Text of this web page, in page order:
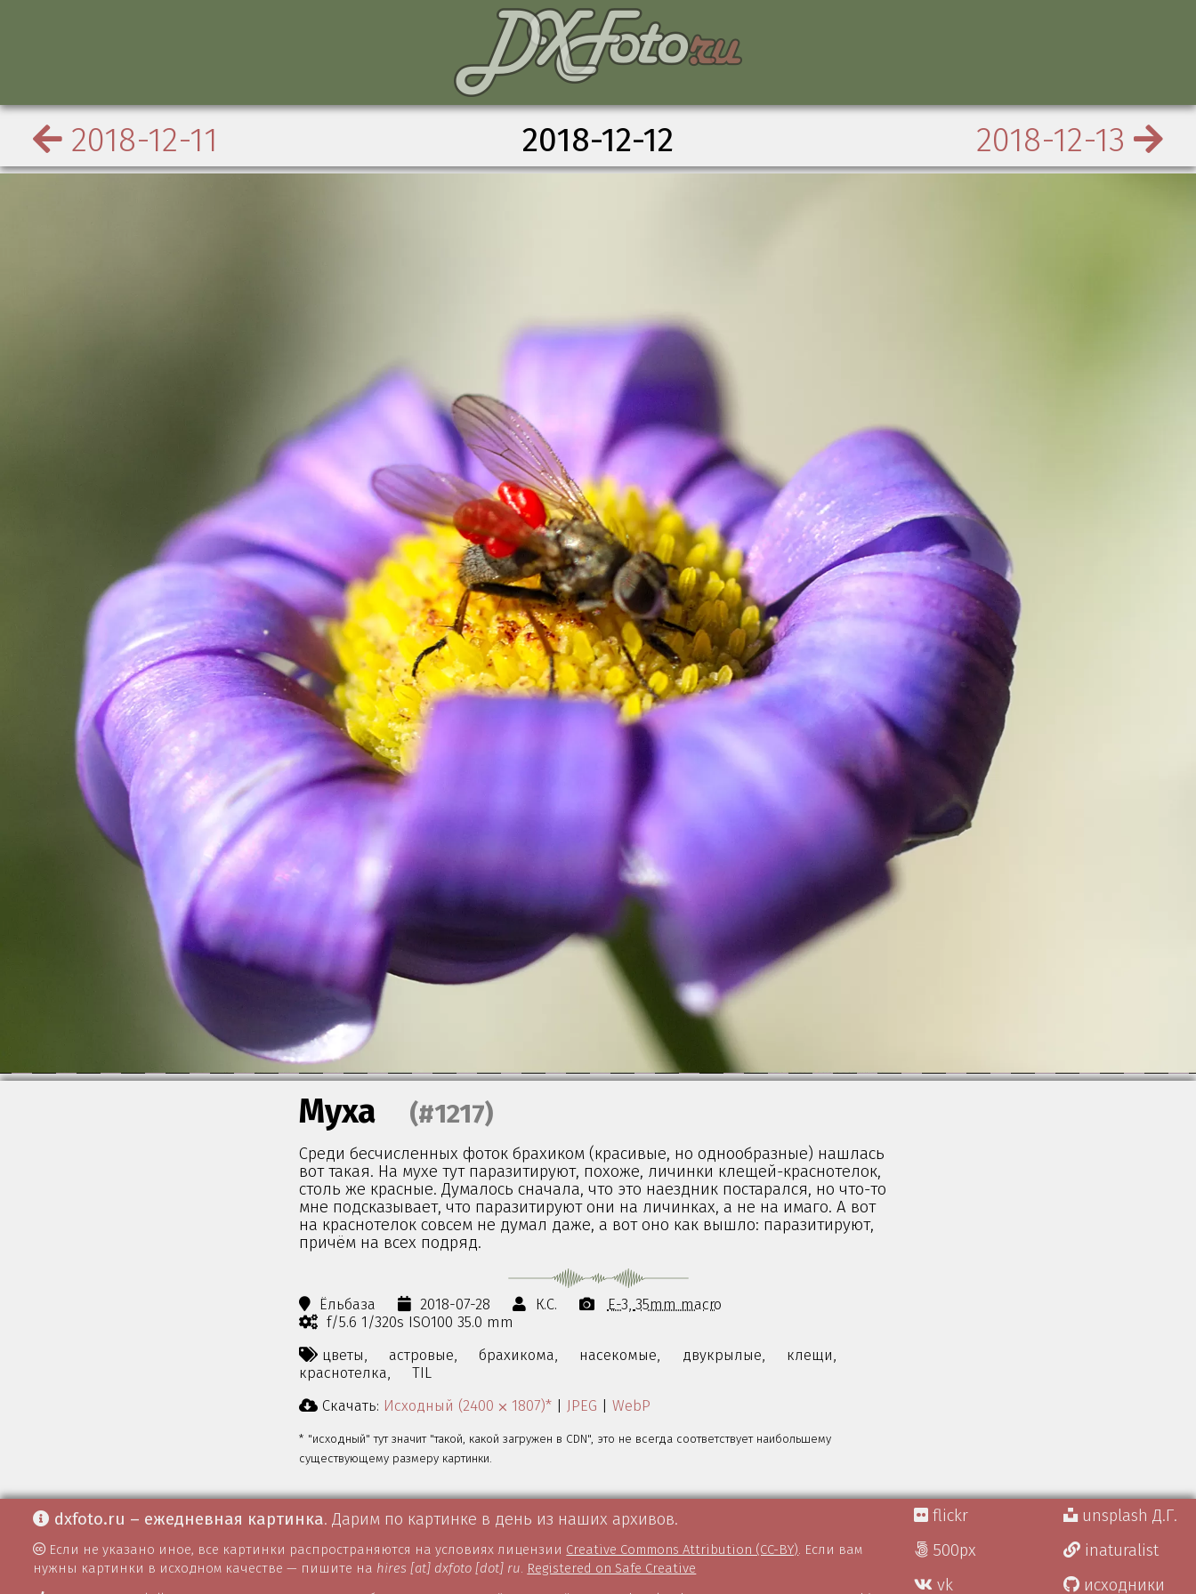
2018-12-11 2018-12-12 2018-12-13
Муха (#1217)
Среди бесчисленных фоток брахиком (красивые, но однообразные) нашлась
вот такая. На мухе тут паразитируют, похоже, личинки клещей-краснотелок,
столь же красные. Думалось сначала, что это наездник постарался, но что-то
мне подсказывает, что паразитируют они на личинках, а не на имаго. А вот
на краснотелок совсем не думал даже, а вот оно как вышло: паразитируют,
причём на всех подряд.
Ёльбаза 2018-07-28 К.С. E-3 35mm macro
f/5.6 1/320s ISO100 35.0 mm
цветы,
астровые, брахикома, насекомые, двукрылые,
клещи,
краснотелка,
TIL
Скачать: Исходный (2400 ⨉ 1807)* | JPEG | WebP
* "исходный" тут значит "такой, какой загружен в CDN", это не всегда соответствует наибольшему
существующему размеру картинки.
dxfoto.ru – ежедневная картинка. Дарим по картинке в день из наших архивов.
Если не указано иное, все картинки распространяются на условиях лицензии Creative Commons Attribution (CC-BY). Если вам
нужны картинки в исходном качестве — пишите на hires [at] dxfoto [dot] ru. Registered on Safe Creative
flickr
500px
vk
unsplash Д.Г.
inaturalist
исходники